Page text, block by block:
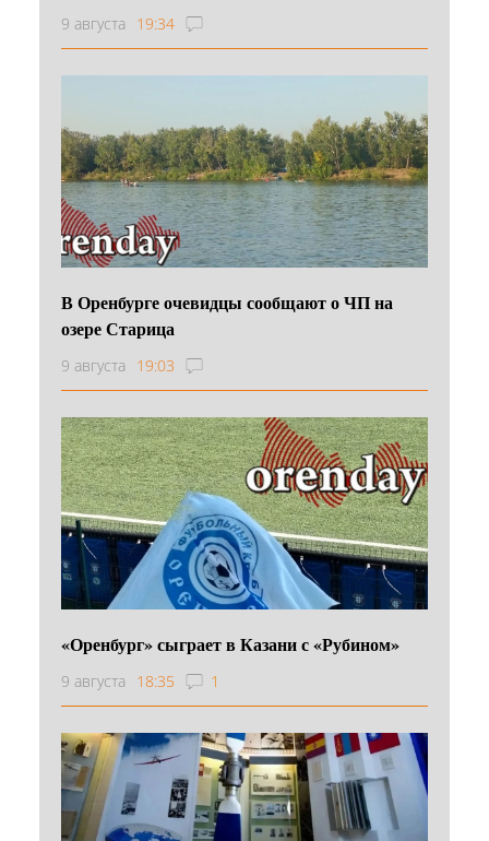
9 августа 19:34
В Оренбурге очевидцы сообщают о ЧП на
озере Старица
9 августа 19:03
«Оренбург» сыграет в Казани с «Рубином»
9 августа 18:35 1